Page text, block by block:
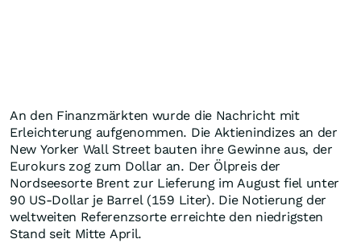
An den Finanzmärkten wurde die Nachricht mit
Erleichterung aufgenommen. Die Aktienindizes an der
New Yorker Wall Street bauten ihre Gewinne aus, der
Eurokurs zog zum Dollar an. Der Ölpreis der
Nordseesorte Brent zur Lieferung im August fiel unter
90 US-Dollar je Barrel (159 Liter). Die Notierung der
weltweiten Referenzsorte erreichte den niedrigsten
Stand seit Mitte April.